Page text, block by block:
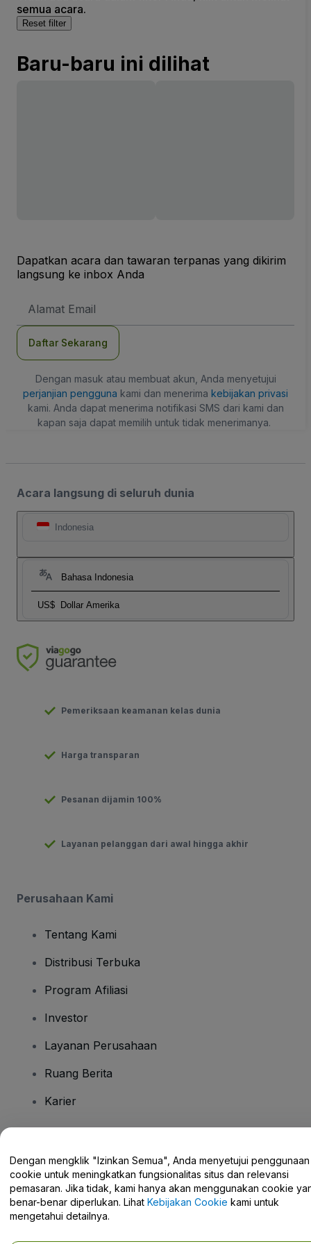
semua acara.
Reset filter
Baru-baru ini dilihat
Dapatkan acara dan tawaran terpanas yang dikirim
langsung ke inbox Anda
Email
Daftar Sekarang
Dengan masuk atau membuat akun, Anda menyetujui
perjanjian pengguna kami dan menerima kebijakan privasi
kami. Anda dapat menerima notifikasi SMS dari kami dan
kapan saja dapat memilih untuk tidak menerimanya.
Acara langsung di seluruh dunia
Indonesia
Bahasa Indonesia
US$ Dollar Amerika
Pemeriksaan keamanan kelas dunia
Harga transparan
Pesanan dijamin 100%
Layanan pelanggan dari awal hingga akhir
Perusahaan Kami
Tentang Kami
Distribusi Terbuka
Program Afiliasi
Investor
Layanan Perusahaan
Ruang Berita
Karier
Pusat Bantuan / Hubungi Kami
Dengan mengklik "Izinkan Semua", Anda menyetujui penggunaan
cookie untuk meningkatkan fungsionalitas situs dan relevansi
pemasaran. Jika tidak, kami hanya akan menggunakan cookie
benar-benar diperlukan. Lihat Kebijakan Cookie kami untuk
mengetahui detailnya.